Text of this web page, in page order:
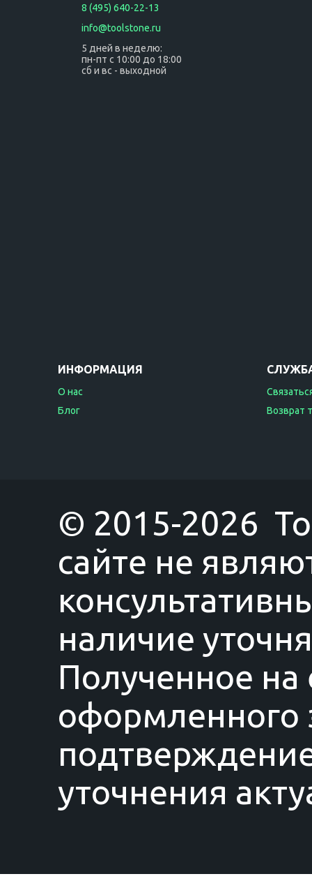
8 (495) 640-22-13
info@toolstone.ru
5 дней в неделю:
пн-пт с 10:00 до 18:00
сб и вс - выходной
ИНФОРМАЦИЯ
О нас
Блог
Возврат
© 2015-2026
сайте не
наличие
Полученное на
оформленного
уточнения